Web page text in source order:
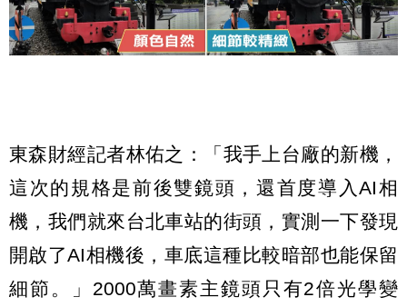
東森財經記者林佑之：「我手上台廠的新機，
這次的規格是前後雙鏡頭，還首度導入AI相
機，我們就來台北車站的街頭，實測一下發現
開啟了AI相機後，車底這種比較暗部也能保留
細節。」2000萬畫素主鏡頭只有2倍光學變